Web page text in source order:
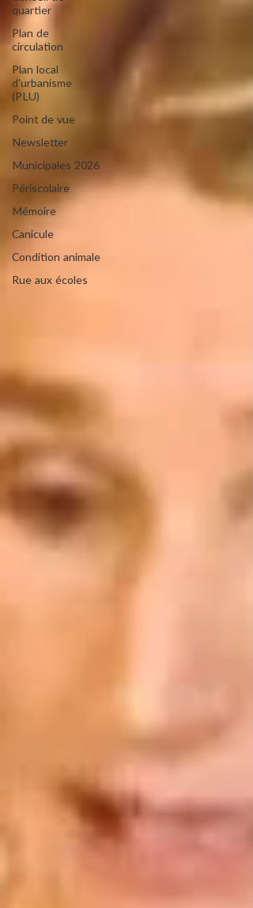
quartier
Plan de
circulation
Plan local
d'urbanisme
(PLU)
Point de vue
Newsletter
Municipales 2026
Périscolaire
Mémoire
Canicule
Condition animale
Rue aux écoles